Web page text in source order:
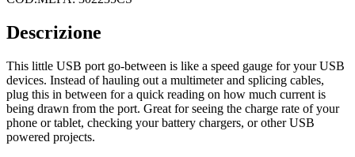
Descrizione
This little USB port go-between is like a speed gauge for your USB
devices. Instead of hauling out a multimeter and splicing cables,
plug this in between for a quick reading on how much current is
being drawn from the port. Great for seeing the charge rate of your
phone or tablet, checking your battery chargers, or other USB
powered projects.